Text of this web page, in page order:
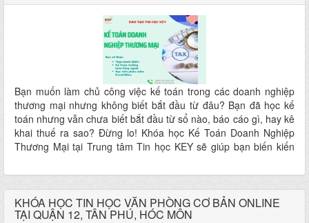
Bạn muốn làm chủ công việc kế toán trong các doanh nghiệp
thương mại nhưng không biết bắt đầu từ đâu? Bạn đã học kế
toán nhưng vẫn chưa biết bắt đầu từ sổ nào, báo cáo gì, hay kê
khai thuế ra sao? Đừng lo! Khóa học Kế Toán Doanh Nghiệp
Thương Mại tại Trung tâm Tin học KEY sẽ giúp bạn biến kiến
kế toán thực tế!
KHÓA HỌC TIN HỌC VĂN PHÒNG CƠ BẢN ONLINE
TẠI QUẬN 12, TÂN PHÚ, HÓC MÔN